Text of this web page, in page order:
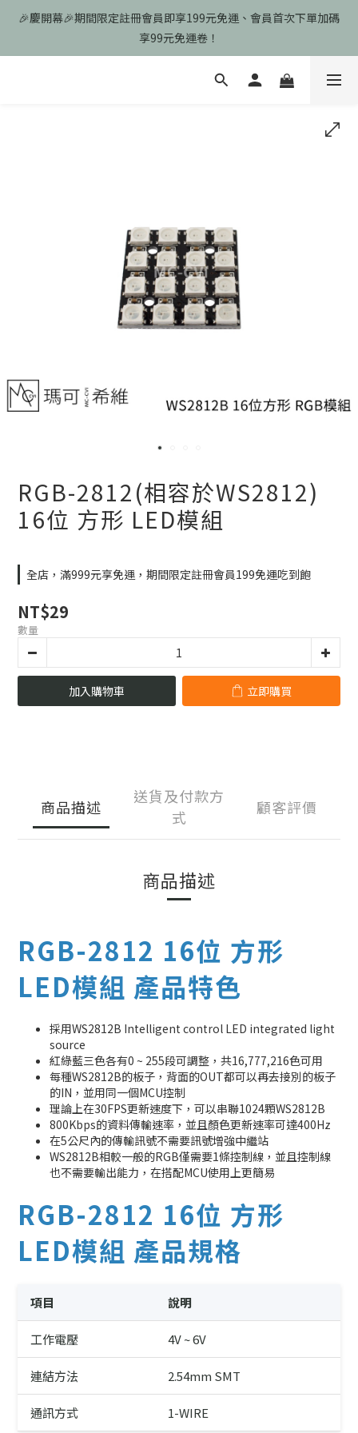
🎉慶開幕🎉期間限定註冊會員即享199元免運、會員首次下單加碼
享99元免運卷！
🎉慶開幕🎉期間限定註冊會員即享199元免運、會員首次下單加碼
享99元免運卷！
歡迎光臨瑪可希維，本站商品皆為台灣現貨、含稅可打統編
🎉慶開幕🎉期間限定註冊會員即享199元免運、會員首次下單加碼
RGB-2812(相容於WS2812)
16位 方形 LED模組
全店，滿999元享免運，期間限定註冊會員199免運吃到飽
NT$29
數量
加入購物車 立即購買
商品描述
送貨及付款方
式
顧客評價
商品描述
RGB-2812 16位 方形
LED模組 產品特色
採用WS2812B Intelligent control LED integrated light
source
紅綠藍三色各有0 ~ 255段可調整，共16,777,216色可用
每種WS2812B的板子，背面的OUT都可以再去接別的板子
的IN，並用同一個MCU控制
理論上在30FPS更新速度下，可以串聯1024顆WS2812B
800Kbps的資料傳輸速率，並且顏色更新速率可達400Hz
在5公尺內的傳輸訊號不需要訊號增強中繼站
WS2812B相較一般的RGB僅需要1條控制線，並且控制線
也不需要輸出能力，在搭配MCU使用上更簡易
RGB-2812 16位 方形
LED模組 產品規格
項目 說明
工作電壓 4V ~ 6V
連結方法 2.54mm SMT
通訊方式 1-WIRE